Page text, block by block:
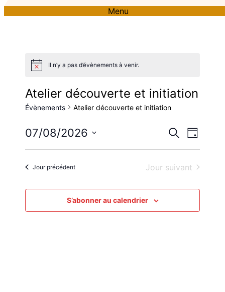
Menu
Il n’y a pas d’évènements à venir.
Atelier découverte et initiation
Évènements Atelier découverte et initiation
et
de
Recherche
de
Jour
07/08/2026
Sélectionnez
Jour précédent Jour suivant
S’abonner au calendrier